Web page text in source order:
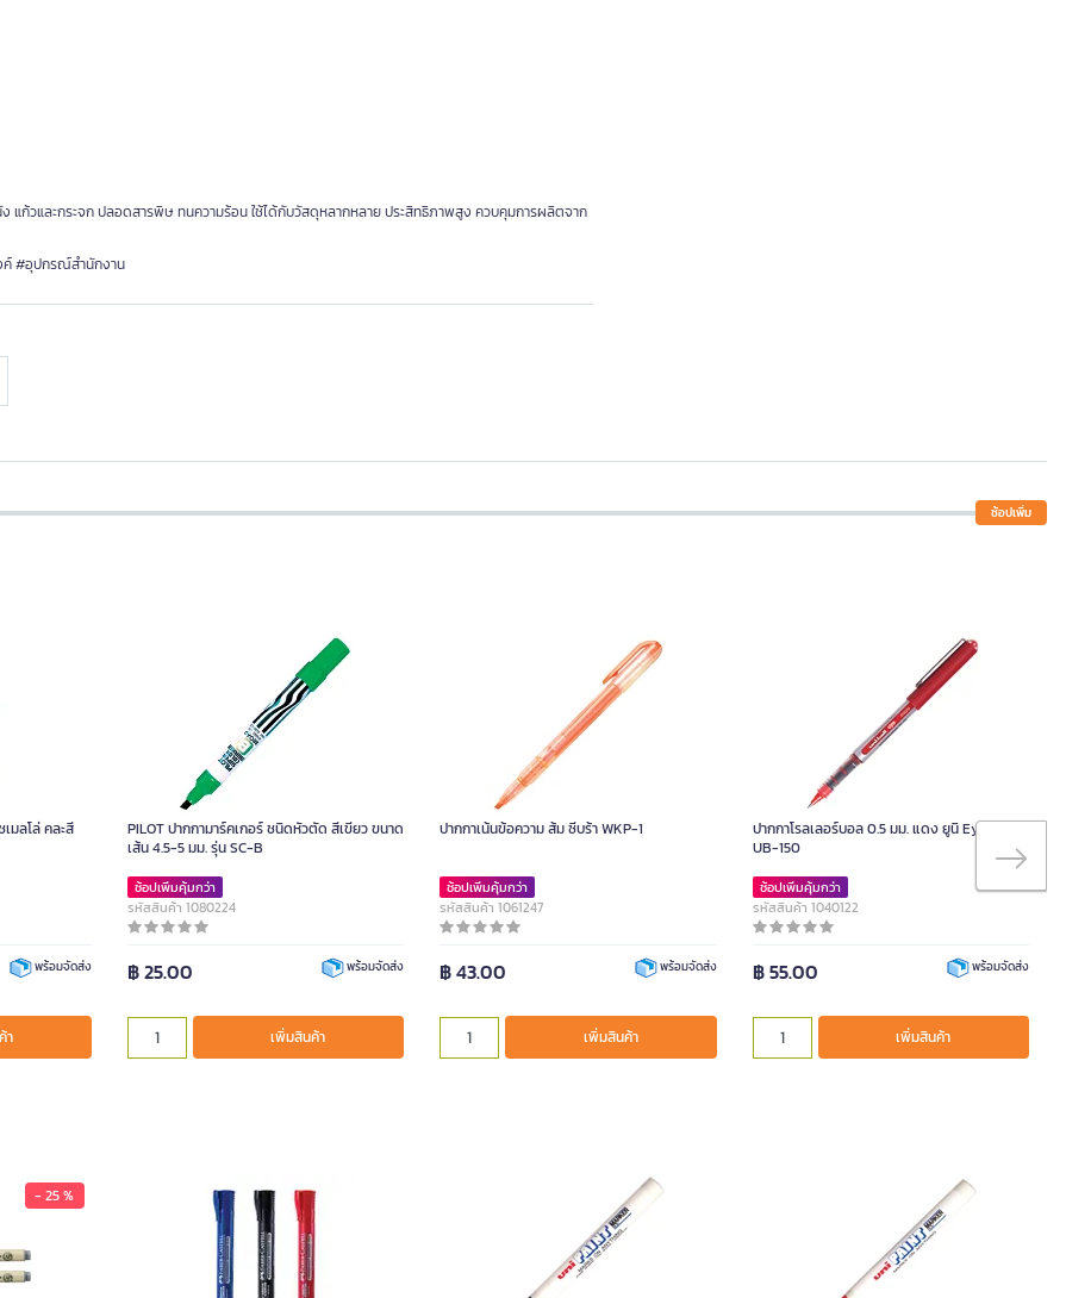
แก้วและกระจก ปลอดสารพิษ ทนความร้อน ใช้ได้กับวัสดุหลากหลาย ประสิทธิภาพสูง ควบคุมการผลิตจาก
ค์ #อุปกรณ์สำนักงาน
ช้อปเพิ่ม
มลโล่ คละสี
พร้อมจัดส่ง
า
PILOT ปากกามาร์คเกอร์ ชนิดหัวตัด สีเขียว ขนาด
เส้น 4.5-5 มม. รุ่น SC-B
ช้อปเพิ่มคุ้มกว่า
รหัสสินค้า 1080224
฿ 25.00 พร้อมจัดส่ง
เพิ่มสินค้า
ปากกาเน้นข้อความ ส้ม ซีบร้า WKP-1
ช้อปเพิ่มคุ้มกว่า
รหัสสินค้า 1061247
฿ 43.00 พร้อมจัดส่ง
เพิ่มสินค้า
ปากกาโรลเลอร์บอล 0.5 มม. แดง ยูนิ Eye Micro
UB-150
ช้อปเพิ่มคุ้มกว่า
รหัสสินค้า 1040122
฿ 55.00 พร้อมจัดส่ง
เพิ่มสินค้า
- 25 %